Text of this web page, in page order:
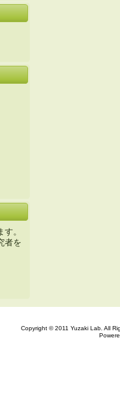
。
者を
Copyright © 2011 Yuzaki Lab. All